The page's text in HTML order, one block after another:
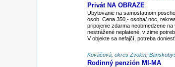
Privát NA OBRAZE
Ubytovanie na samostatnom
osob. Cena 350,- osoba/ noc,
pripojenie zdarma neobmedzene
nestrážené neplatené, v zime
V objekte sa nefajčí, potreba
Kováčová, okres Zvolen,
Rodinný penzión MI-MA